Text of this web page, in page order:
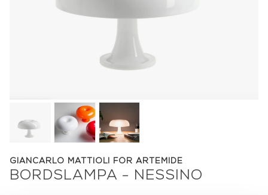
GIANCARLO MATTIOLI FÖR ARTEMIDE
BORDSLAMPA - NESSINO